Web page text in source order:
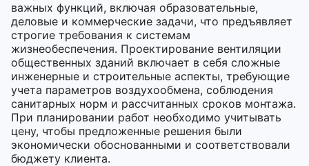
важных функций, включая образовательные,
деловые и коммерческие задачи, что предъявляет
строгие требования к системам
жизнеобеспечения. Проектирование вентиляции
общественных зданий включает в себя сложные
инженерные и строительные аспекты, требующие
учета параметров воздухообмена, соблюдения
санитарных норм и рассчитанных сроков монтажа.
При планировании работ необходимо учитывать
цену, чтобы предложенные решения были
экономически обоснованными и соответствовали
бюджету клиента.